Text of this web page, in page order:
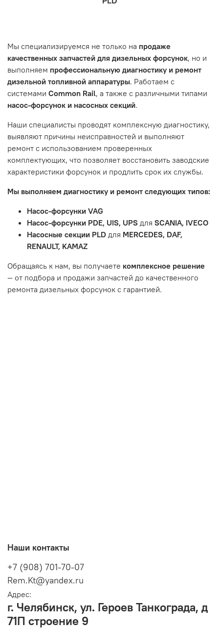
знакомы с основными правилами обслуживания и
неисправности, вызванные нарушением правил
обслуживания или эксплуатации автомобиля. Если у вас
возникнут проблемы с отремонтированной системой,
мы обязательно разберемся в ситуации и предложим
решение. Однако если проблема вызвана одним из
перечисленных выше факторов, мы не сможем
Гарантия не распространяется на следующие случаи:
Истек гарантийный срок.
Товар является расходным материалом, который
тормозные колодки, диски сцепления, свечи зажигания
Неисправности вызваны ДТП, неправильной установкой
или чрезмерным износом.
Неисправность топливной системы или системы
впуска/выпуска.
Мы специализируемся не только на продаже
качественных запчастей для дизельных форсунок, но и
выполняем профессиональную диагностику и ремонт
дизельной топливной аппаратуры. Работаем с
системами Common Rail, а также с различными типами
насос-форсунок и насосных секций.
Наши специалисты проводят комплексную диагностику,
выявляют причины неисправностей и выполняют
ремонт с использованием проверенных
комплектующих, что позволяет восстановить заводские
характеристики форсунок и продлить срок их службы.
Мы выполняем диагностику и ремонт следующих типов:
Насос-форсунки VAG
Насос-форсунки PDE, UIS, UPS для SCANIA, IVECO
Насосные секции PLD для MERCEDES, DAF,
RENAULT, KAMAZ
Обращаясь к нам, вы получаете комплексное решение
— от подбора и продажи запчастей до качественного
ремонта дизельных форсунок с гарантией.
Наши контакты
+7 (908) 701-70-07
Rem.Kt@yandex.ru
Адрес:
г. Челябинск, ул. Героев Танкограда, д
71П строение 9